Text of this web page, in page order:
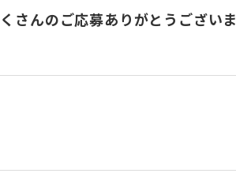
さんのご応募ありがとうございま